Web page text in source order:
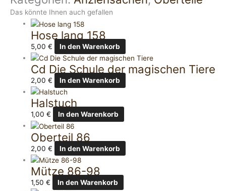
Das könnte Ihnen auch gefallen
Hose lang 158
5,00€ In den Warenkorb
Cd Die Schule der magischen Tiere
2,00€ In den Warenkorb
Halstuch
1,00€ In den Warenkorb
Oberteil 86
2,00€ In den Warenkorb
Mütze 86-98
1,50€ In den Warenkorb